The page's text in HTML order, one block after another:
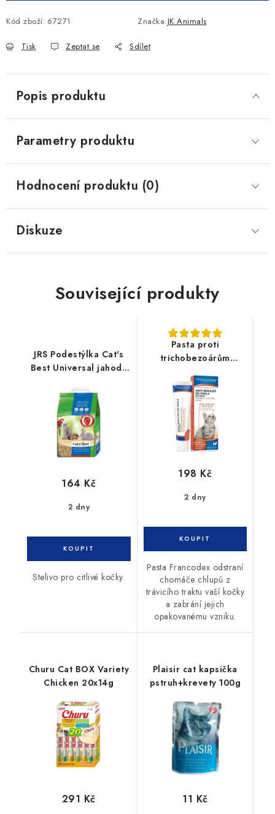
Kód zboží: 67271 Značka:JK Animals
Tisk Zeptat se Sdílet
Popis produktu
Parametry produktu
Hodnocení produktu (0)
Diskuze
Související produkty
JRS Podestýlka Cat's
Best Universal jahoda
2 dny
164 Kč
Stelivo pro citlivé kočky.
Pasta proti
trichobezoárům
2 dny
198 Kč
Pasta Francodex odstraní
chomáče chlupů z
trávicího traktu vaší kočky
a zabrání jejich
opakovanému vzniku.
Churu Cat BOX Variety
Chicken 20x14g
291 Kč
Plaisir cat kapsička
pstruh+krevety 100g
11 Kč